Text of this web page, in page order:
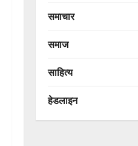
समाचार
समाज
साहित्य
हेडलाइन